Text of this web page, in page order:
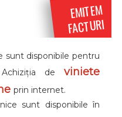
EMITEM
FACTURI
sunt disponibile pentru
Achiziția deviniete
prin internet.
sunt disponibile în